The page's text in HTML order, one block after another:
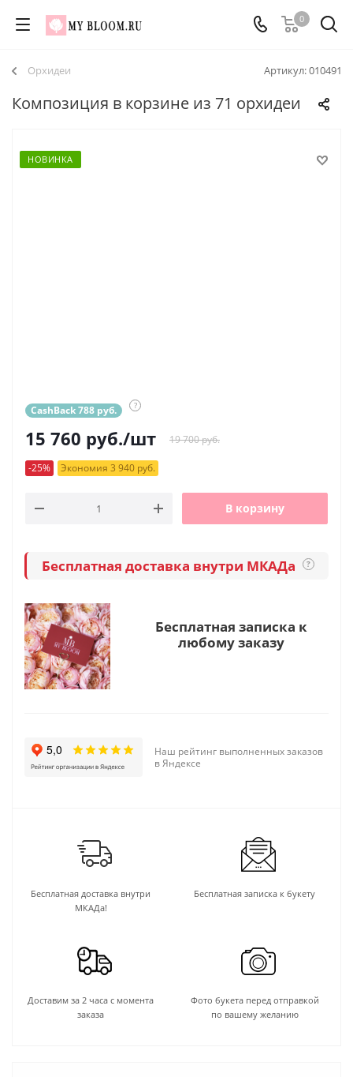
0
Артикул:010491
Орхидеи
Композиция в корзине из 71 орхидеи
НОВИНКА
CashBack 788 руб. ?
15 760 руб./шт 19 700 руб.
-25% Экономия 3 940 руб.
В корзину
Бесплатная доставка внутри МКАДа ?
Бесплатная записка к
любому заказу
Наш рейтинг выполненных заказов
в Яндексе
Бесплатная доставка внутри
МКАДа!
Бесплатная записка к букету
Доставим за 2 часа с момента
заказа
Фото букета перед отправкой
по вашему желанию